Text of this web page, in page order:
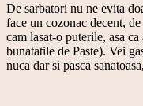
De sarbatori nu ne evita
face un cozonac decent,
cam lasat-o puterile, asa
bunatatile de Paste). Vei
nuca dar si pasca